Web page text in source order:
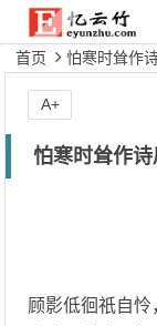
首页 怕寒时耸作
怕寒时耸作
顾影低徊祇自怜
A+